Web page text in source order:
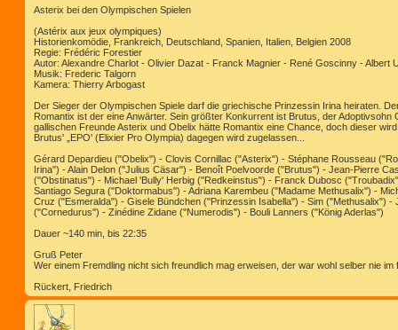
g
Asterix bei den Olympischen Spielen
(Astérix aux jeux olympiques)
Historienkomödie, Frankreich, Deutschland, Spanien, Italien, Belgien 2008
Regie: Frédéric Forestier
Autor: Alexandre Charlot - Olivier Dazat - Franck Magnier - René Goscinny - Albert
Musik: Frederic Talgorn
Kamera: Thierry Arbogast
Der Sieger der Olympischen Spiele darf die griechische Prinzessin Irina heiraten.
Romantix ist der eine Anwärter. Sein größter Konkurrent ist Brutus, der
gallischen Freunde Asterix und Obelix hätte Romantix eine Chance, doch dieser
Brutus' „EPO' (Elixier Pro Olympia) dagegen wird zugelassen...
Gérard Depardieu ("Obelix") - Clovis Cornillac ("Asterix") - Stéphane Rousseau
Irina") - Alain Delon ("Julius Cäsar") - Benoît Poelvoorde ("Brutus") - Jean-Pierre
("Obstinatus") - Michael 'Bully' Herbig ("Redkeinstus") - Franck Dubosc
Santiago Segura ("Doktormabus") - Adriana Karembeu ("Madame Methusalix") -
Cruz ("Esmeralda") - Gisele Bündchen ("Prinzessin Isabella") - Sim ("Methusalix") -
("Cornedurus") - Zinédine Zidane ("Numerodis") - Bouli Lanners ("König Aderlas")
Dauer ~140 min, bis 22:35
Gruß Peter
Wer einem Fremdling nicht sich freundlich mag erweisen, der war wohl selber nie im
Rückert, Friedrich